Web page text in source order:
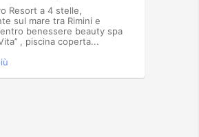
Resort a 4 stelle,
sul mare tra Rimini e
benessere beauty spa
, piscina coperta...